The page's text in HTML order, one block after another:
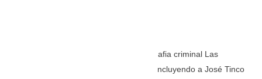
Investigación está relacionada con la mafia criminal Las
Corbatas Negras, cuyos integrantes —incluyendo a José Tinco